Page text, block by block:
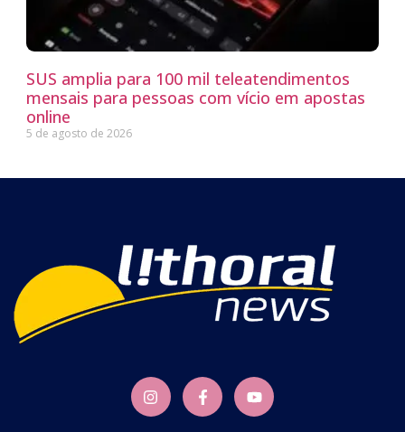
SUS amplia para 100 mil teleatendimentos
mensais para pessoas com vício em apostas
online
5 de agosto de 2026